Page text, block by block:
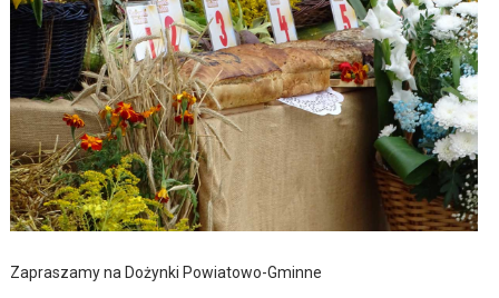
Zapraszamy na Dożynki Powiatowo-Gminne